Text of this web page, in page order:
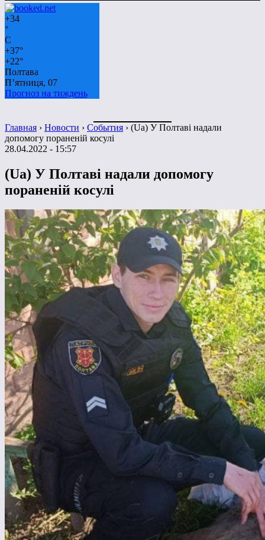
+34
°
C
+37°
+22°
Полтава
П’ятниця, 07
Прогноз на тиждень
Главная › Новости › События › (Ua) У Полтаві надали
допомогу пораненій косулі
28.04.2022 - 15:57
(Ua) У Полтаві надали допомогу
пораненій косулі